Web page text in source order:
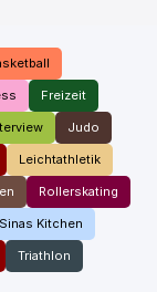
Freizeit
Judo
Leichtathletik
Rollerskating
Sinas Kitchen
Triathlon